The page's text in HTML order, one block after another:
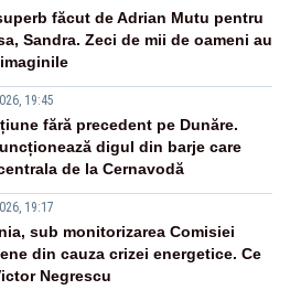
făcut de Adrian Mutu pentru
Sandra. Zeci de mii de oameni au
19:45
fără precedent pe Dunăre.
digul din barje care
de la Cernavodă
19:17
sub monitorizarea Comisiei
din cauza crizei energetice. Ce
Negrescu